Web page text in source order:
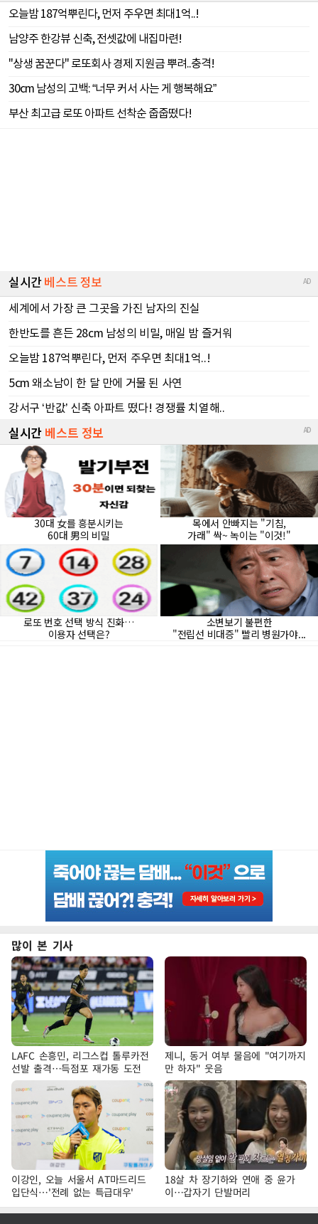
많이 본 기사
LAFC 손흥민, 리그스컵 톨루카전
선발 출격…득점포 재가동 도전
제니, 동거 여부 물음에 "여기까지
만 하자" 웃음
이강인, 오늘 서울서 AT마드리드
입단식…'전례 없는 특급대우'
18살 차 장기하와 연애 중 윤가
이…갑자기 단발머리